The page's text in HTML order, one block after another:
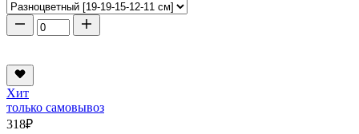
Хит
только самовывоз
318₽